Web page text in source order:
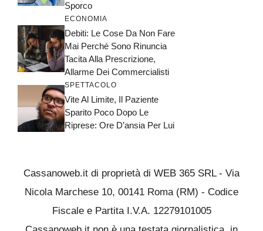
Sporco
ECONOMIA
Debiti: Le Cose Da Non Fare
Mai Perché Sono Rinuncia
Tacita Alla Prescrizione,
Allarme Dei Commercialisti
SPETTACOLO
Vite Al Limite, Il Paziente
Sparito Poco Dopo Le
Riprese: Ore D’ansia Per Lui
Cassanoweb.it di proprietà di WEB 365 SRL - Via
Nicola Marchese 10, 00141 Roma (RM) - Codice
Fiscale e Partita I.V.A. 12279101005